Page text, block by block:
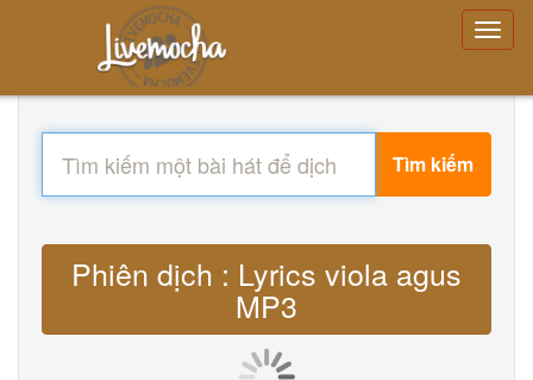
Tìm kiếm
Phiên dịch : Lyrics viola agus
MP3